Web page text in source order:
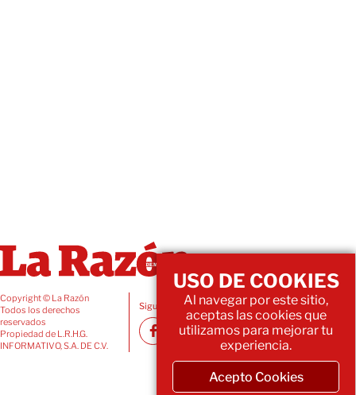
Copyright © La Razón
Todos los derechos
reservados
Propiedad de L.R.H.G.
INFORMATIVO, S.A. DE C.V.
Siguenos también en:
USO DE COOKIES
Al navegar por este sitio,
aceptas las cookies que
utilizamos para mejorar tu
experiencia.
Acepto Cookies